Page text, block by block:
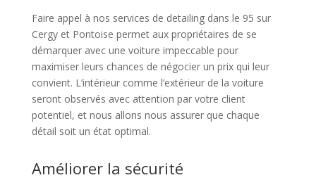
Faire appel à nos services de detailing dans le 95 sur
Cergy et Pontoise permet aux propriétaires de se
démarquer avec une voiture impeccable pour
maximiser leurs chances de négocier un prix qui leur
convient. L’intérieur comme l’extérieur de la voiture
seront observés avec attention par votre client
potentiel, et nous allons nous assurer que chaque
détail soit un état optimal.
Améliorer la sécurité